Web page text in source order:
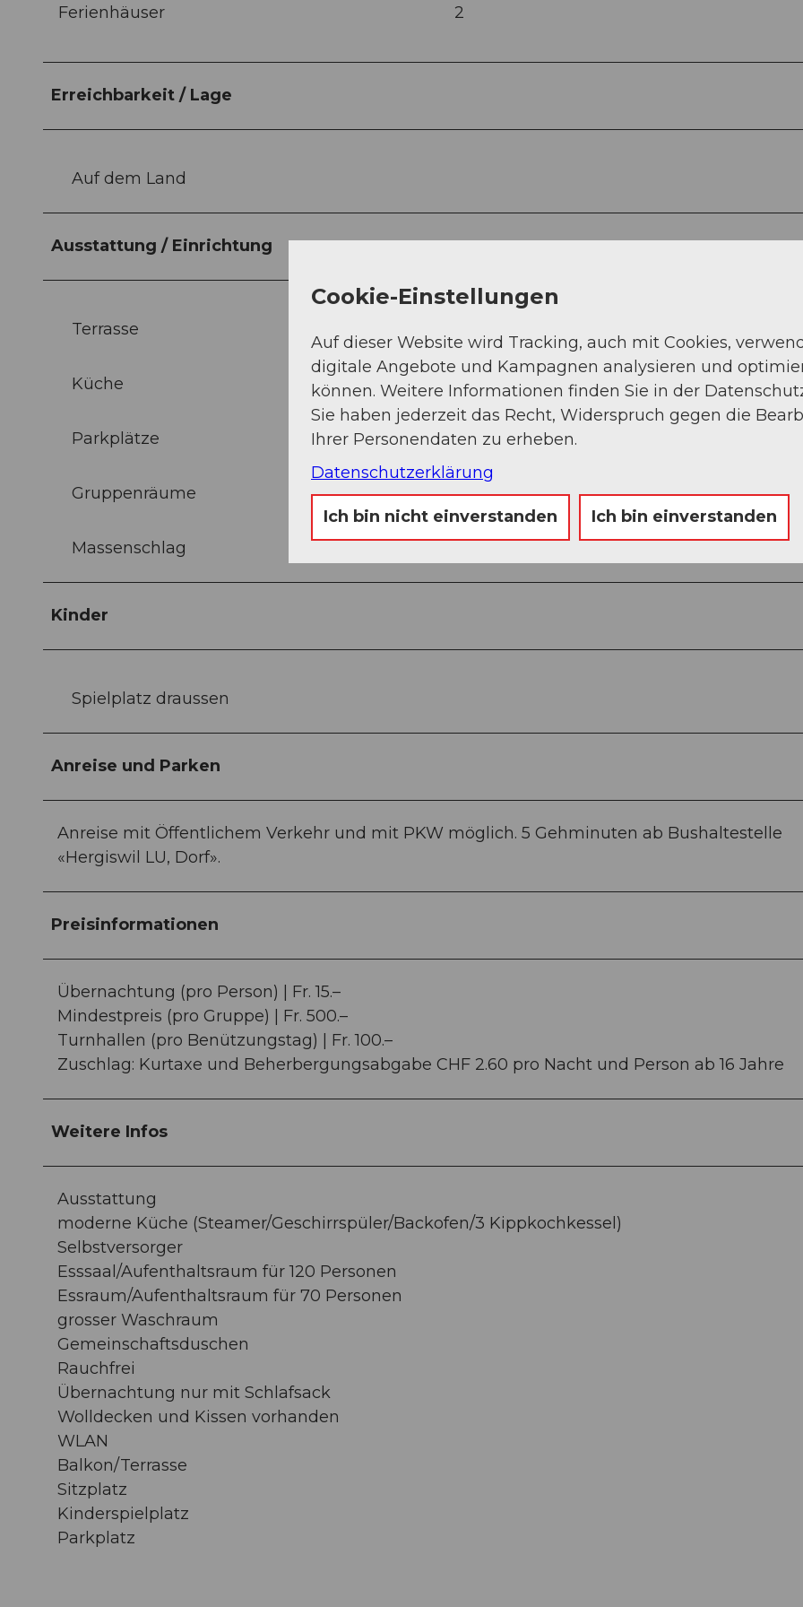
Ferienhäuser 2
Erreichbarkeit / Lage
Auf dem Land
Ausstattung / Einrichtung
Terrasse
Küche
Parkplätze
Gruppenräume
Massenschlag
Kinder
Spielplatz draussen
Anreise und Parken
Anreise mit Öffentlichem Verkehr und mit PKW möglich. 5 Gehminuten ab Bushaltestelle
«Hergiswil LU, Dorf».
Preisinformationen
Übernachtung (pro Person) | Fr. 15.–
Mindestpreis (pro Gruppe) | Fr. 500.–
Turnhallen (pro Benützungstag) | Fr. 100.–
Zuschlag: Kurtaxe und Beherbergungsabgabe CHF 2.60 pro Nacht und Person ab 16 Jahre
Weitere Infos
Ausstattung
moderne Küche (Steamer/Geschirrspüler/Backofen/3 Kippkochkessel)
Selbstversorger
Esssaal/Aufenthaltsraum für 120 Personen
Essraum/Aufenthaltsraum für 70 Personen
grosser Waschraum
Gemeinschaftsduschen
Rauchfrei
Übernachtung nur mit Schlafsack
Wolldecken und Kissen vorhanden
WLAN
Balkon/Terrasse
Sitzplatz
Kinderspielplatz
Parkplatz
Cookie-Einstellungen
Auf dieser Website wird Tracking, auch mit Cookies,
digitale Angebote und Kampagnen analysieren und
können. Weitere Informationen finden Sie in der
Sie haben jederzeit das Recht, Widerspruch gegen die
Ihrer Personendaten zu erheben.
Datenschutzerklärung
Ich bin nicht einverstanden Ich bin einverstanden